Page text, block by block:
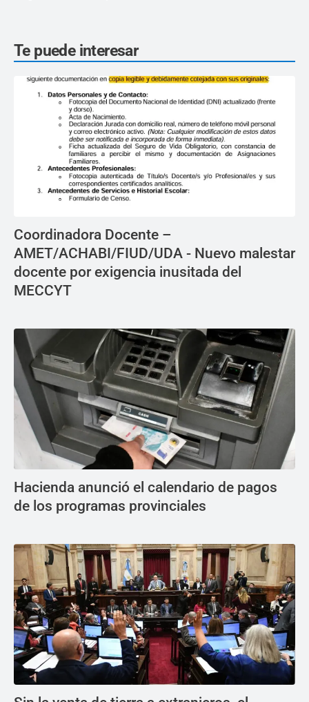
Te puede interesar
Coordinadora Docente –
AMET/ACHABI/FIUD/UDA - Nuevo malestar
docente por exigencia inusitada del
MECCYT
Hacienda anunció el calendario de pagos
de los programas provinciales